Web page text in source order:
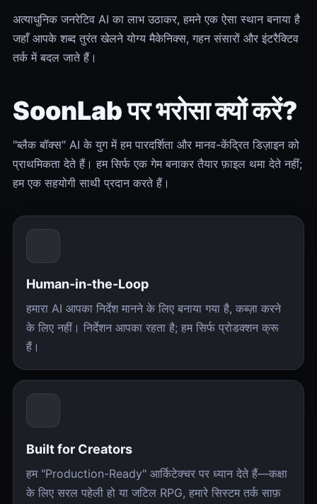
अत्याधुनिक जनरेटिव AI का लाभ उठाकर, हमने एक ऐसा स्थान बनाया है
जहाँ आपके शब्द तुरंत खेलने योग्य मैकेनिक्स, गहन संसारों और इंटरैक्टिव
तर्क में बदल जाते हैं।
SoonLab पर भरोसा क्यों करें?
"ब्लैक बॉक्स" AI के युग में हम पारदर्शिता और मानव-केंद्रित डिज़ाइन को
प्राथमिकता देते हैं। हम सिर्फ एक गेम बनाकर तैयार फ़ाइल थमा देते नहीं;
हम एक सहयोगी साथी प्रदान करते हैं।
Human-in-the-Loop
हमारा AI आपका निर्देश मानने के लिए बनाया गया है, कब्ज़ा करने
के लिए नहीं। निर्देशन आपका रहता है; हम सिर्फ प्रोडक्शन क्रू
हैं।
Built for Creators
हम "Production-Ready" आर्किटेक्चर पर ध्यान देते हैं—कक्षा
के लिए सरल पहेली हो या जटिल RPG, हमारे सिस्टम तर्क साफ़